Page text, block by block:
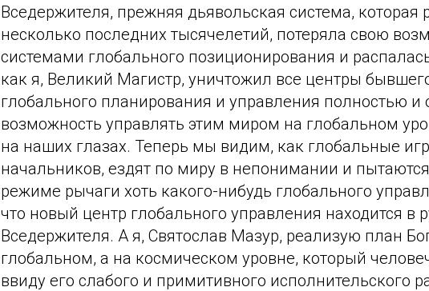
Вседержителя, прежняя дьявольская система, которая
несколько последних тысячелетий, потеряла свою
системами глобального позиционирования и
как я, Великий Магистр, уничтожил все центры
глобального планирования и управления полностью и
возможность управлять этим миром на глобальном
на наших глазах. Теперь мы видим, как глобальные
начальников, ездят по миру в непонимании и
режиме рычаги хоть какого-нибудь глобального
что новый центр глобального управления находится в
Вседержителя. А я, Святослав Мазур, реализую план
глобальном, а на космическом уровне, который
ввиду его слабого и примитивного исполнительского